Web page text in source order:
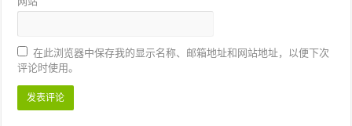
在此浏览器中保存我的显示名称、邮箱地址和网站地址，以便下次
评论时使用。